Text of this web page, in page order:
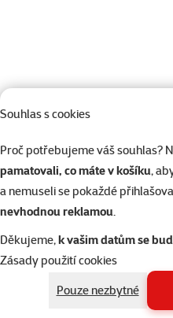
Souhlas s cookies
Proč potřebujeme váš souhlas?
pamatovali, co máte v košíku,
a nemuseli se pokaždé
nevhodnou reklamou.
Děkujeme,k vašim datům se
Zásady použití cookies
Pouze nezbytné